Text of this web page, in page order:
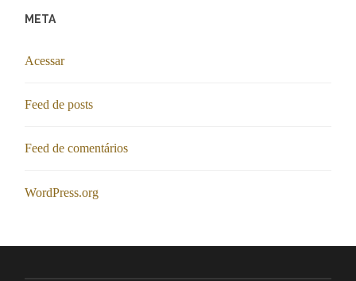
META
Acessar
Feed de posts
Feed de comentários
WordPress.org